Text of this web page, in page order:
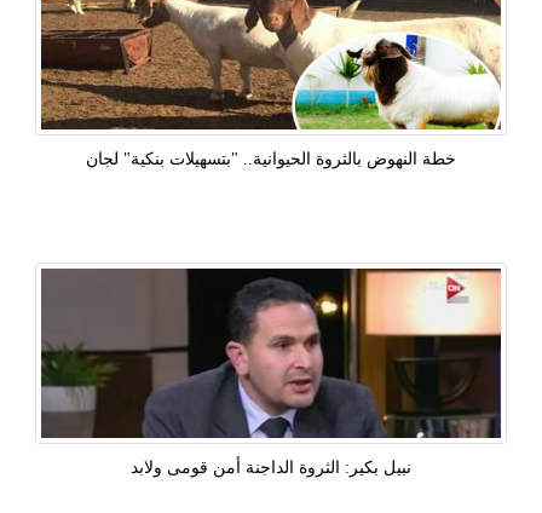
خطة النهوض بالثروة الحيوانية.. "بتسهيلات بنكية" لجان
نبيل بكير: الثروة الداجنة أمن قومى ولابد